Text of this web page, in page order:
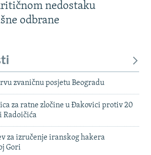
nedostaku
odbrane
zvaničnu posjetu Beogradu
za ratne zločine u Đakovici protiv 20
Radoičića
za izručenje iranskog hakera
Gori